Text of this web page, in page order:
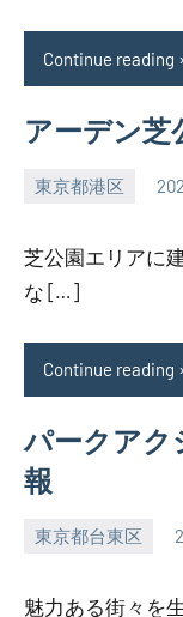
Continue reading
アーデン芝
東京都港区
SEZIMO
芝公園エリアに
な […]
Continue reading
パークアク
報
東京都台東区
SEZIMO
魅力ある街々を